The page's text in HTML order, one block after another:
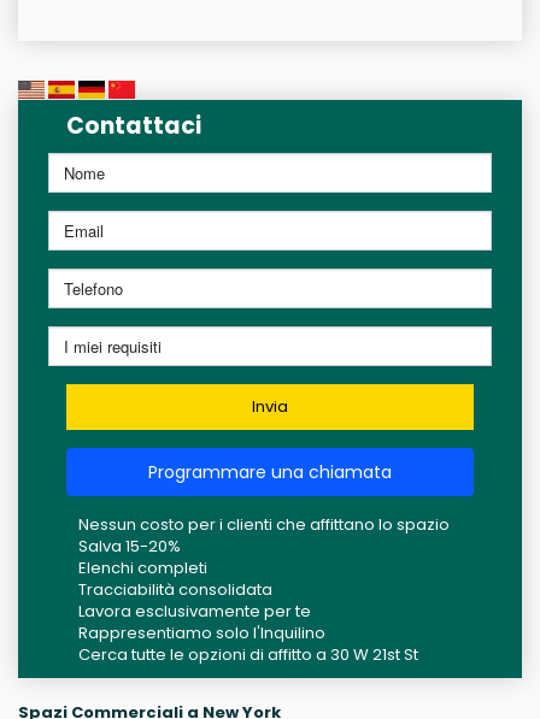
Contattaci
Invia
Programmare una chiamata
Nessun costo per i clienti che affittano lo spazio
Salva 15-20%
Elenchi completi
Tracciabilità consolidata
Lavora esclusivamente per te
Rappresentiamo solo l'Inquilino
Cerca tutte le opzioni di affitto a 30 W 21st St
Spazi Commerciali a New York